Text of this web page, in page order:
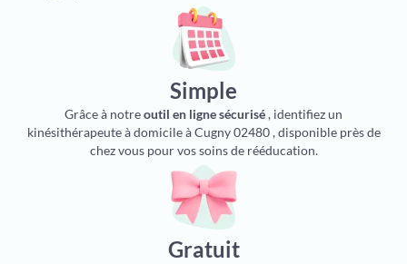
Simple
Grâce à notreoutil en ligne sécurisé, identifiez un
kinésithérapeute à domicile à Cugny 02480 , disponible près de
chez vous pour vos soins de rééducation.
Gratuit